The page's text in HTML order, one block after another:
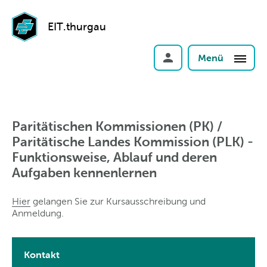
EIT.thurgau
Menü
Paritätischen Kommissionen (PK) /
Paritätische Landes Kommission (PLK) -
Funktionsweise, Ablauf und deren
Aufgaben kennenlernen
Hier gelangen Sie zur Kursausschreibung und
Anmeldung.
Kontakt